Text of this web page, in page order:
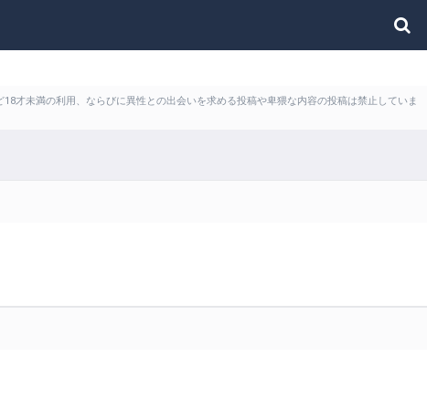
才未満の利用、ならびに異性との出会いを求める投稿や卑猥な内容の投稿は禁止していま